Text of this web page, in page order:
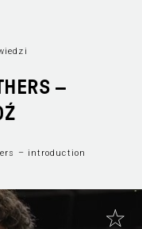
–
– introduction